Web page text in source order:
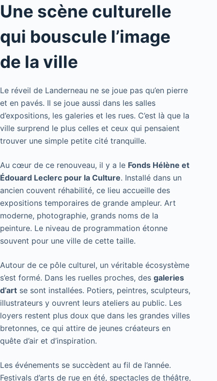
Une scène culturelle
qui bouscule l’image
de la ville
Le réveil de Landerneau ne se joue pas qu’en pierre
et en pavés. Il se joue aussi dans les salles
d’expositions, les galeries et les rues. C’est là que la
ville surprend le plus celles et ceux qui pensaient
trouver une simple petite cité tranquille.
Au cœur de ce renouveau, il y a le Fonds Hélène et
Édouard Leclerc pour la Culture. Installé dans un
ancien couvent réhabilité, ce lieu accueille des
expositions temporaires de grande ampleur. Art
moderne, photographie, grands noms de la
peinture. Le niveau de programmation étonne
souvent pour une ville de cette taille.
Autour de ce pôle culturel, un véritable écosystème
s’est formé. Dans les ruelles proches, des galeries
d’art se sont installées. Potiers, peintres, sculpteurs,
illustrateurs y ouvrent leurs ateliers au public. Les
loyers restent plus doux que dans les grandes villes
bretonnes, ce qui attire de jeunes créateurs en
quête d’air et d’inspiration.
Les événements se succèdent au fil de l’année.
Festivals d’arts de rue en été, spectacles de théâtre,